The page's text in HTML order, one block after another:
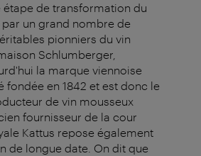
étape de transformation du
un grand nombre de
pionniers du vin
Schlumberger,
la marque viennoise
fondée en 1842 et est donc le
de vin mousseux
fournisseur de la cour
Kattus repose également
de longue date. On dit que